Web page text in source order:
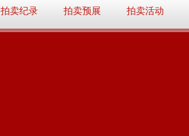
拍卖纪录 拍卖预展 拍卖活动